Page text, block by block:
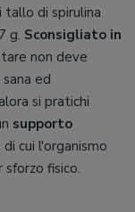
di spirulina
g. Sconsigliato in
non deve
ed
si pratichi
supporto
cui l'organismo
fisico.